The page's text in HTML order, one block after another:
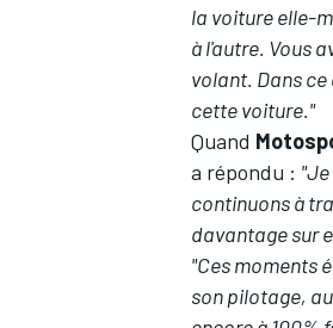
la voiture elle-
à l'autre. Vous
volant. Dans
cette voiture."
Quand
a répondu :
continuons à
davantage sur
"Ces moments
son pilotage,